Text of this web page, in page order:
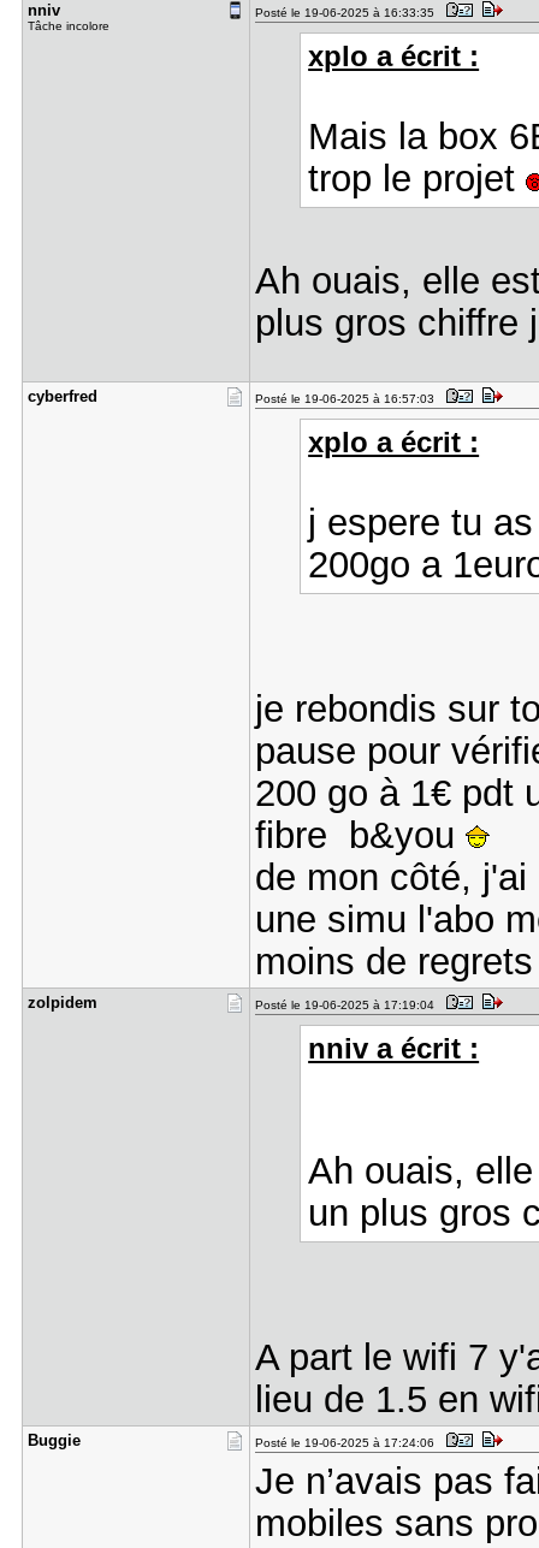
nniv
Tâche incolore
Posté le 19-06-2025 à 16:33:35
xplo a écrit :
Mais la box
trop le projet
Ah ouais, elle
plus gros
cyberfred Posté le 19-06-2025 à 16:57:03
xplo a écrit :
j espere tu
200go a
je rebondis sur
pause pour
200 go à 1€ pdt
fibre b&you
de mon côté,
une simu l'abo
moins de
zolpidem Posté le 19-06-2025 à 17:19:04
nniv a écrit :
Ah ouais,
un plus gros
A part le wifi 7
lieu de 1.5 en
Buggie Posté le 19-06-2025 à 17:24:06
Je n’avais pas
mobiles sans